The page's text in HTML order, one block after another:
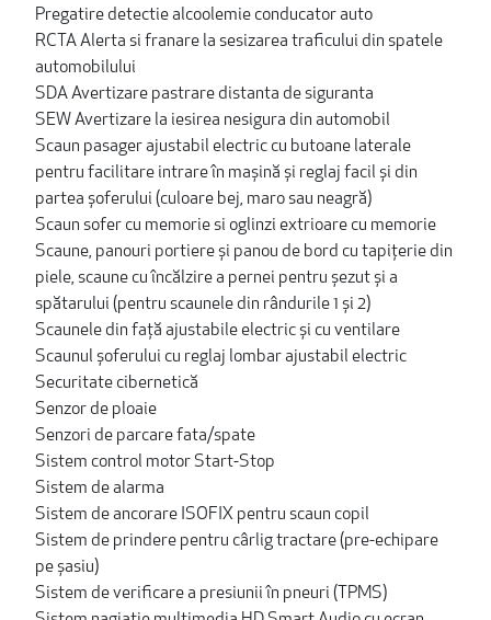
Pregatire detectie alcoolemie conducator auto
RCTA Alerta si franare la sesizarea traficului din spatele
automobilului
SDA Avertizare pastrare distanta de siguranta
SEW Avertizare la iesirea nesigura din automobil
Scaun pasager ajustabil electric cu butoane laterale
pentru facilitare intrare în mașină și reglaj facil și din
partea șoferului (culoare bej, maro sau neagră)
Scaun sofer cu memorie si oglinzi extrioare cu memorie
Scaune, panouri portiere și panou de bord cu tapițerie din
piele, scaune cu încălzire a pernei pentru șezut și a
spătarului (pentru scaunele din rândurile 1 și 2)
Scaunele din față ajustabile electric și cu ventilare
Scaunul șoferului cu reglaj lombar ajustabil electric
Securitate cibernetică
Senzor de ploaie
Senzori de parcare fata/spate
Sistem control motor Start-Stop
Sistem de alarma
Sistem de ancorare ISOFIX pentru scaun copil
Sistem de prindere pentru cârlig tractare (pre-echipare
pe șasiu)
Sistem de verificare a presiunii în pneuri (TPMS)